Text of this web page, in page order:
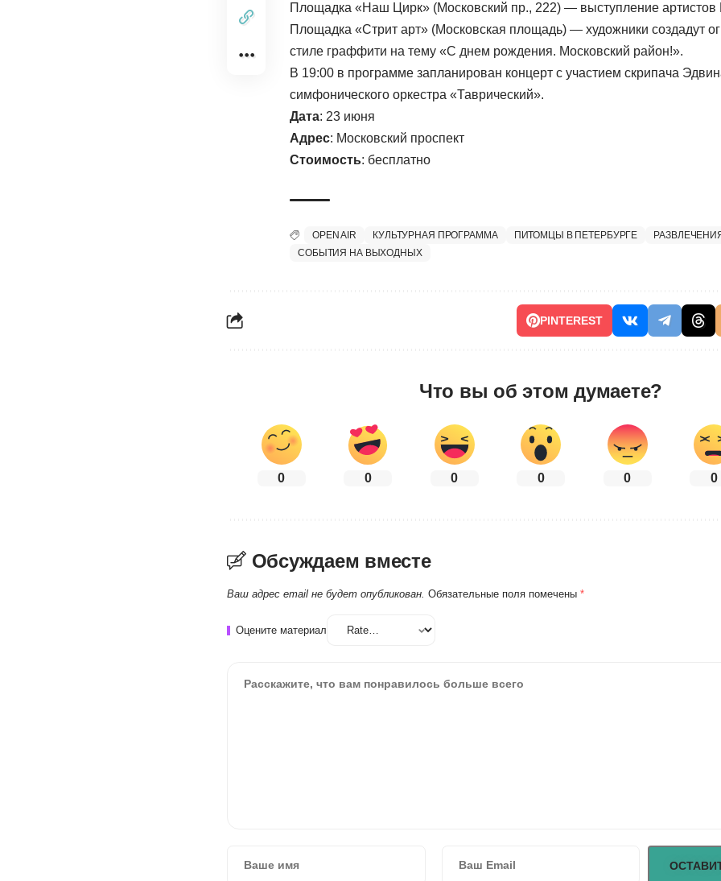
Площадка «Наш Цирк» (Московский пр., 222) — выступление артистов
Площадка «Стрит арт» (Московская площадь) — художники создадут
стиле граффити на тему «С днем рождения. Московский район!».
В 19:00 в программе запланирован концерт с участием скрипача
симфонического оркестра «Таврический».
Дата: 23 июня
Адрес: Московский проспект
Стоимость: бесплатно
OPEN AIR КУЛЬТУРНАЯ ПРОГРАММА ПИТОМЦЫ В ПЕТЕРБУРГЕ
СОБЫТИЯ НА ВЫХОДНЫХ
PINTEREST
Что вы об этом думаете?
0 0 0 0 0 0
Обсуждаем вместе
Ваш адрес email не будет опубликован. Обязательные поля помечены *
Оцените материал